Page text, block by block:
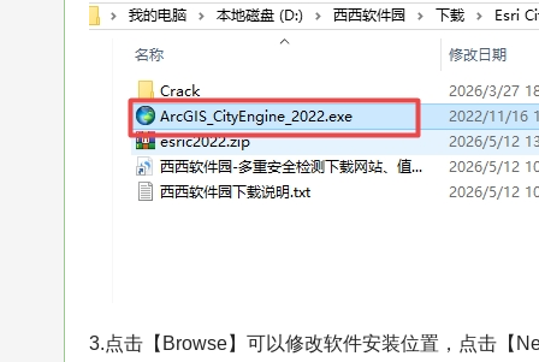
3.点击【Browse】可以修改软件安装位置，点击【